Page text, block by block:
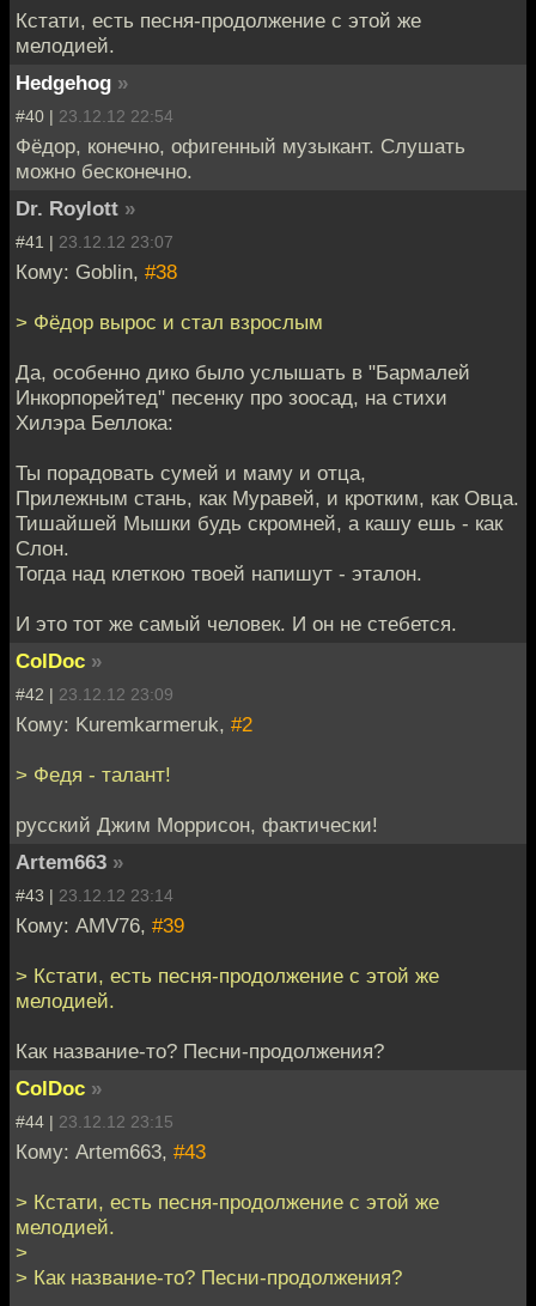
Кстати, есть песня-продолжение с этой же
мелодией.
Hedgehog »
#40 | 23.12.12 22:54
Фёдор, конечно, офигенный музыкант. Слушать
можно бесконечно.
Dr. Roylott »
#41 | 23.12.12 23:07
Кому: Goblin, #38
> Фёдор вырос и стал взрослым
Да, особенно дико было услышать в "Бармалей
Инкорпорейтед" песенку про зоосад, на стихи
Хилэра Беллока:
Ты порадовать сумей и маму и отца,
Прилежным стань, как Муравей, и кротким, как Овца.
Тишайшей Мышки будь скромней, а кашу ешь - как
Слон.
Тогда над клеткою твоей напишут - эталон.
И это тот же самый человек. И он не стебется.
ColDoc »
#42 | 23.12.12 23:09
Кому: Kuremkarmeruk, #2
> Федя - талант!
русский Джим Моррисон, фактически!
Artem663 »
#43 | 23.12.12 23:14
Кому: AMV76, #39
> Кстати, есть песня-продолжение с этой же
мелодией.
Как название-то? Песни-продолжения?
ColDoc »
#44 | 23.12.12 23:15
Кому: Artem663, #43
> Кстати, есть песня-продолжение с этой же
мелодией.
>
> Как название-то? Песни-продолжения?